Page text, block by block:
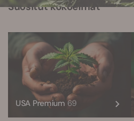
Suositut kokoelmat
USA Premium 69